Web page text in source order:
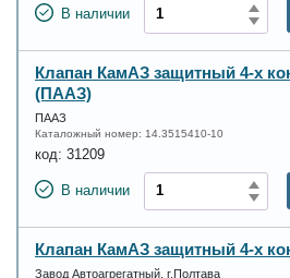
В наличии
Клапан КамАЗ защитный 4-х
(ПААЗ)
ПААЗ
Каталожный номер: 14.3515410-10
код: 31209
В наличии
Клапан КамАЗ защитный 4-х
Завод Автоагрегатный, г.Полтава